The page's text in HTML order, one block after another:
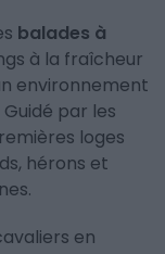
balades à
à la fraîcheur
environnement
par les
loges
hérons et
en